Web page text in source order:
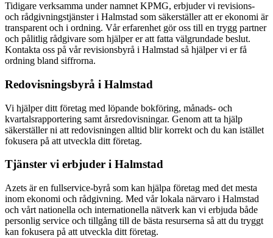
Tidigare verksamma under namnet KPMG, erbjuder vi revisions-
och rådgivningstjänster i Halmstad som säkerställer att er ekonomi är
transparent och i ordning. Vår erfarenhet gör oss till en trygg partner
och pålitlig rådgivare som hjälper er att fatta välgrundade beslut.
Kontakta oss på vår revisionsbyrå i Halmstad så hjälper vi er få
ordning bland siffrorna.
Redovisningsbyrå i Halmstad
Vi hjälper ditt företag med löpande bokföring, månads- och
kvartalsrapportering samt årsredovisningar. Genom att ta hjälp
säkerställer ni att redovisningen alltid blir korrekt och du kan istället
fokusera på att utveckla ditt företag.
Tjänster vi erbjuder i Halmstad
Azets är en fullservice-byrå som kan hjälpa företag med det mesta
inom ekonomi och rådgivning. Med vår lokala närvaro i Halmstad
och vårt nationella och internationella nätverk kan vi erbjuda både
personlig service och tillgång till de bästa resurserna så att du tryggt
kan fokusera på att utveckla ditt företag.